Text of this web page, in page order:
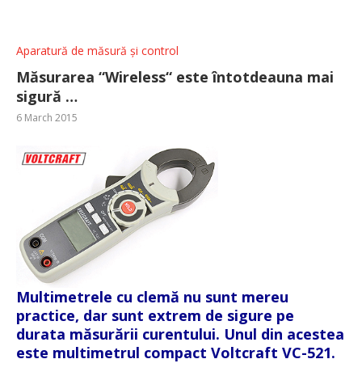
Aparatură de măsură și control
Măsurarea “Wireless“ este întotdeauna mai
sigură …
6 March 2015
Multimetrele cu clemă nu sunt mereu
practice, dar sunt extrem de sigure pe
durata măsurării curentului. Unul din acestea
este multimetrul compact Voltcraft VC-521.